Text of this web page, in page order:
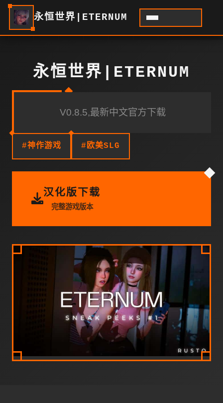
永恒世界|ETERNUM
永恒世界|ETERNUM
V0.8.5,最新中文官方下载
#神作游戏 #欧美SLG
汉化版下载
完整游戏版本